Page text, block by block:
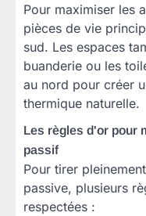
Pour maximiser les
pièces de vie
sud. Les espaces
buanderie ou les
au nord pour créer
thermique naturelle.
Les règles d'or pour
passif
Pour tirer
passive, plusieurs
respectées :